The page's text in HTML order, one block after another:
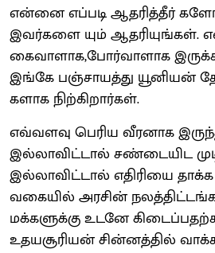
என்னை எப்படி ஆதரித்தீர்
இவர்களை யும் ஆதரியுங்கள்.
கைவாளாக,போர்வாளாக
இங்கே பஞ்சாயத்து யூனியன்
களாக நிற்கிறார்கள்.
எவ்வளவு பெரிய வீரனாக
இல்லாவிட்டால் சண்டையிட
இல்லாவிட்டால் எதிரியை தாக்க
வகையில் அரசின்
மக்களுக்கு உடனே
உதயசூரியன் சின்னத்தில்